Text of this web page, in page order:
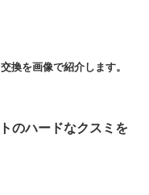
を画像で紹介します。
のハードなクスミを